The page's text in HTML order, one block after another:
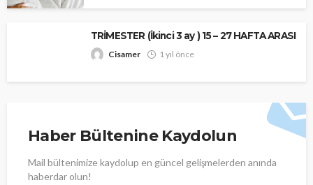
TRİMESTER (İkinci 3 ay ) 15 – 27 HAFTA ARASI
Cisamer 1 yıl önce
Haber Bültenine Kaydolun
Mail bültenimize kaydolup en güncel gelişmelerden anında
haberdar olun!